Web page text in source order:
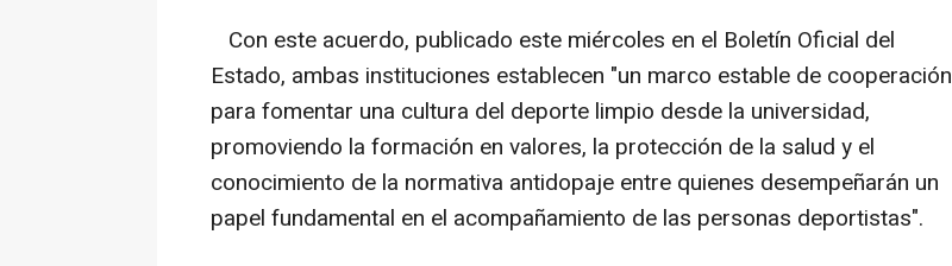
Con este acuerdo, publicado este miércoles en el Boletín Oficial del
Estado, ambas instituciones establecen "un marco estable de cooperación
para fomentar una cultura del deporte limpio desde la universidad,
promoviendo la formación en valores, la protección de la salud y el
conocimiento de la normativa antidopaje entre quienes desempeñarán un
papel fundamental en el acompañamiento de las personas deportistas".